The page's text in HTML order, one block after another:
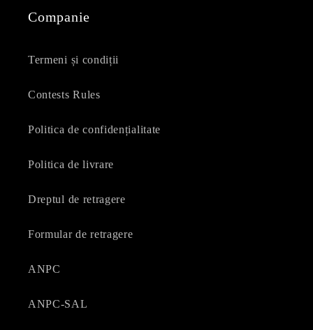
Companie
Termeni și condiții
Contests Rules
Politica de confidențialitate
Politica de livrare
Dreptul de retragere
Formular de retragere
ANPC
ANPC-SAL